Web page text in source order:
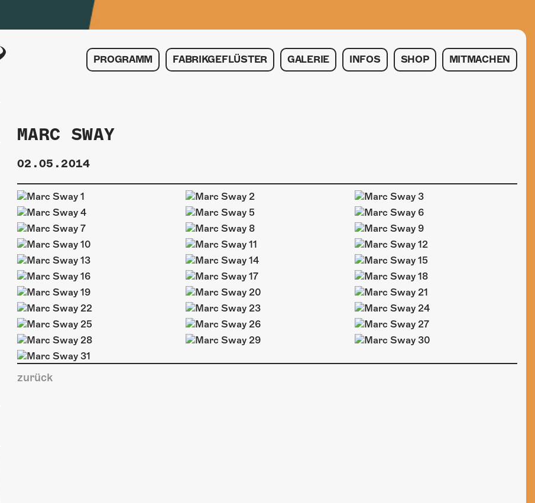
PROGRAMM FABRIKGEFLÜSTER GALERIE INFOS SHOP MITMACHEN
MARC SWAY
02.05.2014
zurück